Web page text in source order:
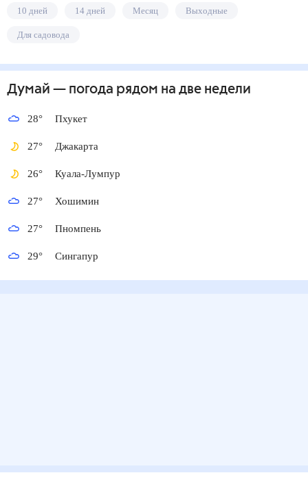
10 дней 14 дней Месяц Выходные
Для садовода
Думай — погода рядом на две недели
28° Пхукет
27° Джакарта
26° Куала-Лумпур
27° Хошимин
27° Пномпень
29° Сингапур